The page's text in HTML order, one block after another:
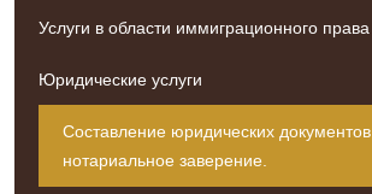
Услуги в области иммиграционного права
Юридические услуги
Составление юридических
нотариальное заверение.